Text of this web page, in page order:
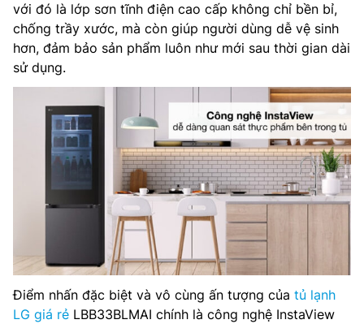
với đó là lớp sơn tĩnh điện cao cấp không chỉ bền bỉ,
chống trầy xước, mà còn giúp người dùng dễ vệ sinh
hơn, đảm bảo sản phẩm luôn như mới sau thời gian dài
sử dụng.
Điểm nhấn đặc biệt và vô cùng ấn tượng của tủ lạnh
LG giá rẻ LBB33BLMAI chính là công nghệ InstaView